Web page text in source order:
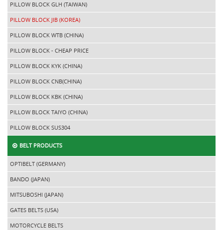
PILLOW BLOCK GLH (TAIWAN)
PILLOW BLOCK JIB (KOREA)
PILLOW BLOCK WTB (CHINA)
PILLOW BLOCK - CHEAP PRICE
PILLOW BLOCK KYK (CHINA)
PILLOW BLOCK CNB(CHINA)
PILLOW BLOCK KBK (CHINA)
PILLOW BLOCK TAIYO (CHINA)
PILLOW BLOCK SUS304
BELT PRODUCTS
OPTIBELT (GERMANY)
BANDO (JAPAN)
MITSUBOSHI (JAPAN)
GATES BELTS (USA)
MOTORCYCLE BELTS